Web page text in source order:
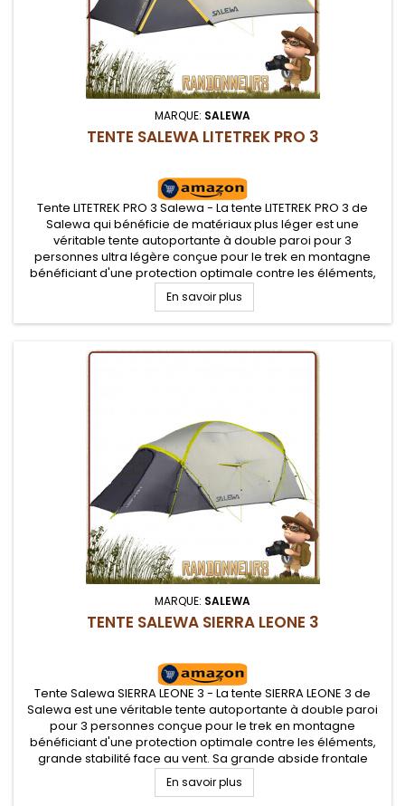
MARQUE: SALEWA
TENTE SALEWA LITETREK PRO 3
Tente LITETREK PRO 3 Salewa - La tente LITETREK PRO 3 de
Salewa qui bénéficie de matériaux plus léger est une
véritable tente autoportante à double paroi pour 3
personnes ultra légère conçue pour le trek en montagne
bénéficiant d'une protection optimale contre les éléments,
grande stabilité face au vent. Sa grande abside frontale
permet d'y entreposer...
En savoir plus
MARQUE: SALEWA
TENTE SALEWA SIERRA LEONE 3
Tente Salewa SIERRA LEONE 3 - La tente SIERRA LEONE 3 de
Salewa est une véritable tente autoportante à double paroi
pour 3 personnes conçue pour le trek en montagne
bénéficiant d'une protection optimale contre les éléments,
grande stabilité face au vent. Sa grande abside frontale
permet d'y entreposer tout son équipement. Panneaux de
ventilation avec zips.
En savoir plus